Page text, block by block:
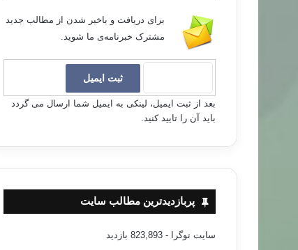
برای دریافت و باخبر شدن از مطالب جدید
مشترک خبرنامه‌ی ما شوید.
بعد از ثبت ایمیل، لینکی به ایمیل شما ارسال می گردد
باید آن را تایید کنید.
پربازدیدترین مطالب سایت
سایت نوگرا - 823,893 بازدید